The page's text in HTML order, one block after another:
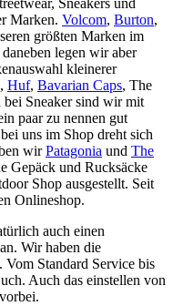
Sneakers und
Marken. Volcom, Burton,
größten Marken im
legen wir aber
kleinerer
Huf, Bavarian Caps, The
Sneaker sind wir mit
paar zu nennen gut
uns im Shop dreht sich
wirPatagonia und The
Gepäck und Rucksäcke
Shop ausgestellt. Seit
Onlineshop.
auch einen
Wir haben die
Standard Service bis
Auch das einstellen von